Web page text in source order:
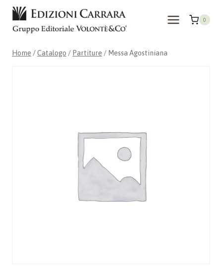
Salta
contenuto
0
Home /Catalogo / Partiture / Messa Agostiniana